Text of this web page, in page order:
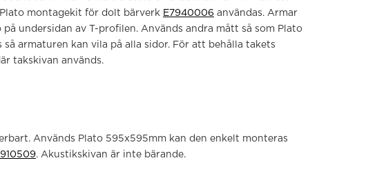
montagekit för dolt bärverk E7940006 användas. Armar
undersidan av T-profilen. Används andra mått så som Plato
så armaturen kan vila på alla sidor. För att behålla takets
takskivan används.
Används Plato 595x595mm kan den enkelt monteras
. Akustikskivan är inte bärande.